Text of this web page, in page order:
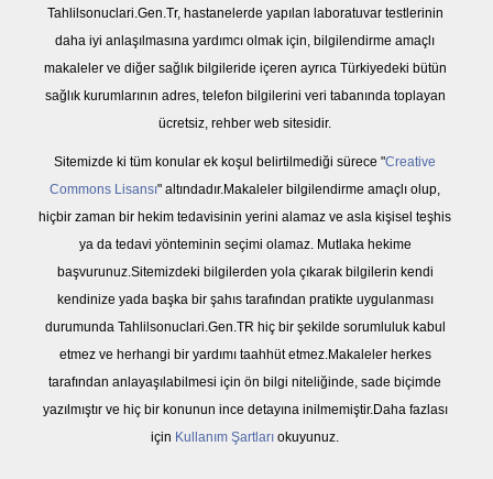
Tahlilsonuclari.Gen.Tr, hastanelerde yapılan laboratuvar testlerinin
daha iyi anlaşılmasına yardımcı olmak için, bilgilendirme amaçlı
makaleler ve diğer sağlık bilgileride içeren ayrıca Türkiyedeki bütün
sağlık kurumlarının adres, telefon bilgilerini veri tabanında toplayan
ücretsiz, rehber web sitesidir.
Sitemizde ki tüm konular ek koşul belirtilmediği sürece "Creative
Commons Lisansı" altındadır.Makaleler bilgilendirme amaçlı olup,
hiçbir zaman bir hekim tedavisinin yerini alamaz ve asla kişisel teşhis
ya da tedavi yönteminin seçimi olamaz. Mutlaka hekime
başvurunuz.Sitemizdeki bilgilerden yola çıkarak bilgilerin kendi
kendinize yada başka bir şahıs tarafından pratikte uygulanması
durumunda Tahlilsonuclari.Gen.TR hiç bir şekilde sorumluluk kabul
etmez ve herhangi bir yardımı taahhüt etmez.Makaleler herkes
tarafından anlayaşılabilmesi için ön bilgi niteliğinde, sade biçimde
yazılmıştır ve hiç bir konunun ince detayına inilmemiştir.Daha fazlası
için Kullanım Şartları okuyunuz.